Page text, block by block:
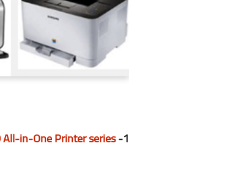
1-
All-in-One Printer series